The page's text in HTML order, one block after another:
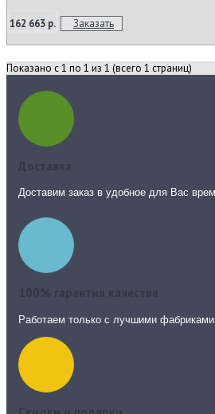
162 663 р. Заказать
Показано с 1 по 1 из 1 (всего 1 страниц)
Доставим заказ в удобное для Вас
Работаем только с лучшими фабриками